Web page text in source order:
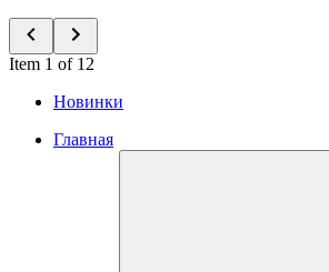
Item 1 of 12
Новинки
Главная